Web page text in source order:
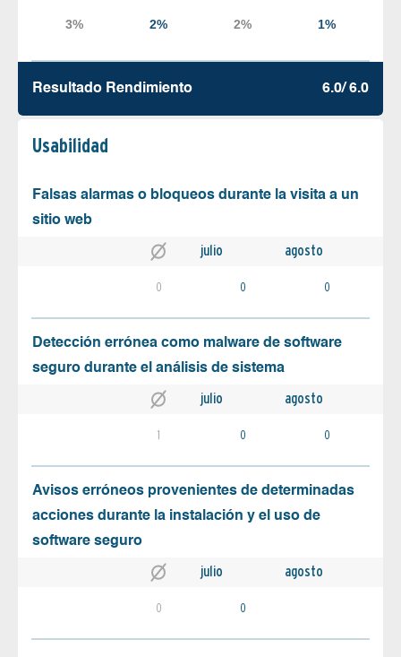
Resultado Rendimiento 6.0/ 6.0
Usabilidad
Falsas alarmas o bloqueos durante la visita a un
sitio web
julio agosto
0 0 0
Detección errónea como malware de software
seguro durante el análisis de sistema
julio agosto
1 0 0
Avisos erróneos provenientes de determinadas
acciones durante la instalación y el uso de
software seguro
julio agosto
0 0